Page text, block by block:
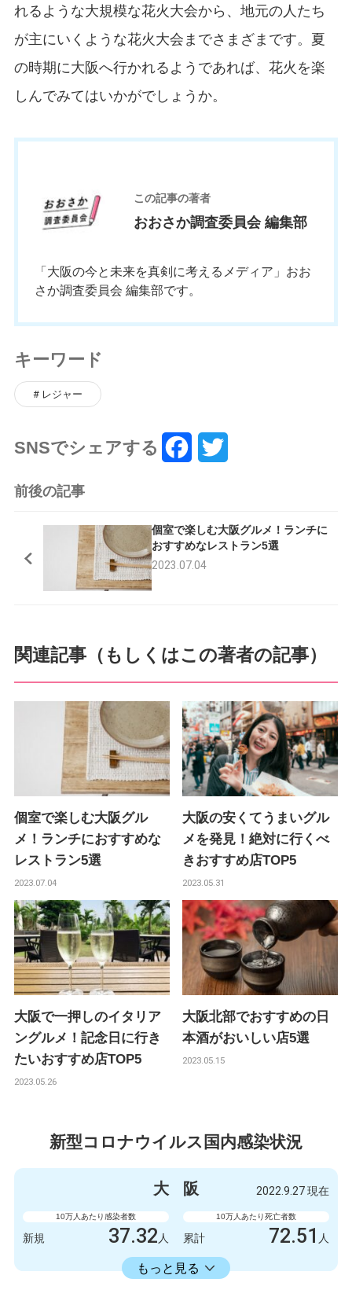
れるような大規模な花火大会から、地元の人たち
が主にいくような花火大会までさまざまです。夏
の時期に大阪へ行かれるようであれば、花火を楽
しんでみてはいかがでしょうか。
この記事の著者
おおさか調査委員会 編集部
「大阪の今と未来を真剣に考えるメディア」おお
さか調査委員会 編集部です。
キーワード
レジャー
SNSでシェアする
e
b
k
t
前後の記事
個室で楽しむ大阪グルメ！ランチに
おすすめなレストラン5選
2023.07.04
関連記事（もしくはこの著者の記事）
個室で楽しむ大阪グル
メ！ランチにおすすめな
レストラン5選
2023.07.04
大阪の安くてうまいグル
メを発見！絶対に行くべ
きおすすめ店TOP5
2023.05.31
大阪で一押しのイタリア
ングルメ！記念日に行き
たいおすすめ店TOP5
2023.05.26
大阪北部でおすすめの日
本酒がおいしい店5選
2023.05.15
新型コロナウイルス国内感染状況
大 阪 2022.9.27 現在
10万人あたり感染者数
新規 37.32 人
10万人あたり死亡者数
累計 72.51 人
もっと見る
23598.73人